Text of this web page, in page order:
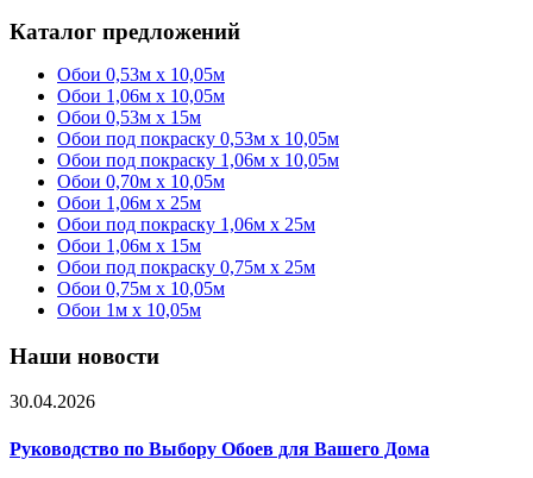
Каталог предложений
Обои 0,53м x 10,05м
Обои 1,06м х 10,05м
Обои 0,53м x 15м
Обои под покраску 0,53м x 10,05м
Обои под покраску 1,06м х 10,05м
Обои 0,70м x 10,05м
Обои 1,06м x 25м
Обои под покраску 1,06м x 25м
Обои 1,06м x 15м
Обои под покраску 0,75м x 25м
Обои 0,75м x 10,05м
Обои 1м х 10,05м
Наши новости
30.04.2026
Руководство по Выбору Обоев для Вашего Дома